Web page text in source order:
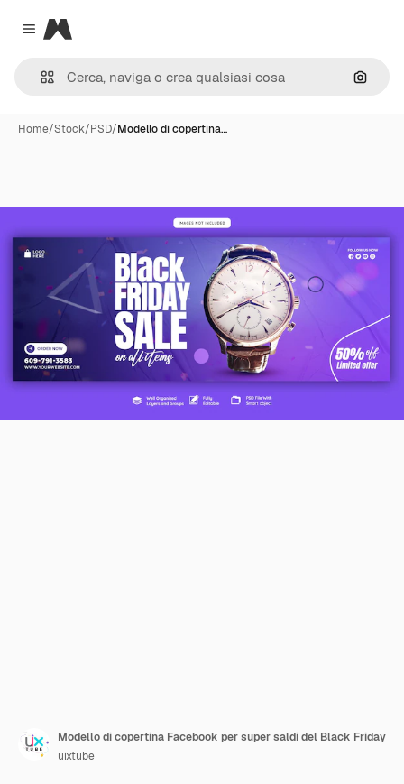
Close menu
Magnific
Cerca
Home/Stock/PSD/Modello di copertina…
Modello di copertina Facebook per super saldi del Black Friday
uixtube